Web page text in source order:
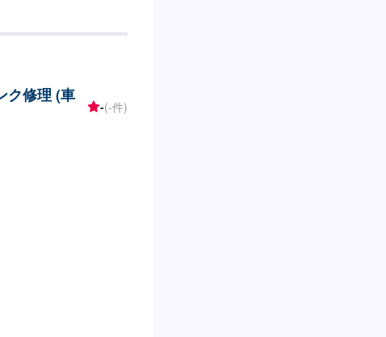
開始【4】仕上がり次
で納車となります。
ご了承ください。----
ースに駐車してくださ
定休日：日曜日、祝
ク修理 (車
-(-件)